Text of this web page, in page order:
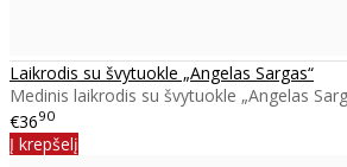
Laikrodis su švytuokle „Angelas Sargas“
Medinis laikrodis su švytuokle „Angelas
€3690
Į krepšelį